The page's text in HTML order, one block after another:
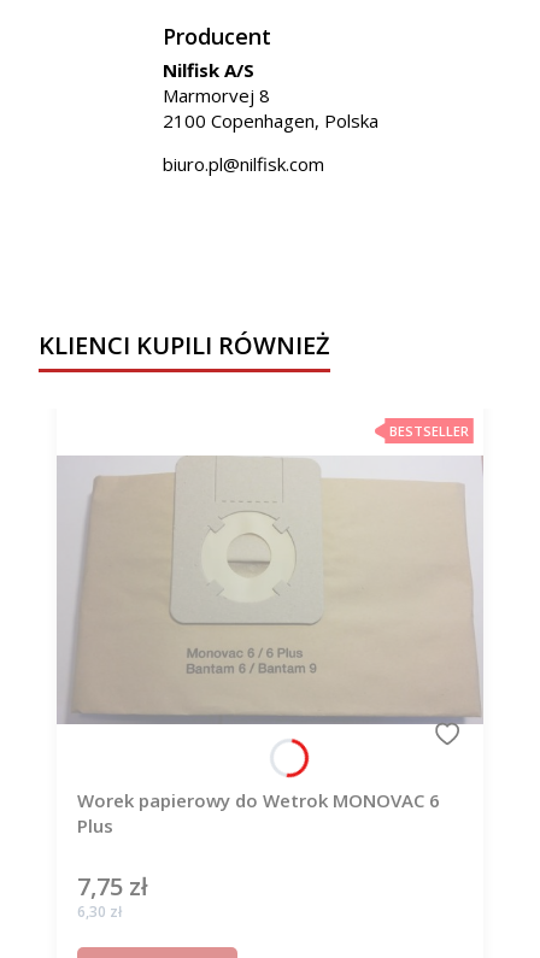
Producent
Nilfisk A/S
Marmorvej 8
2100 Copenhagen, Polska
biuro.pl@nilfisk.com
KLIENCI KUPILI RÓWNIEŻ
BESTSELLER
Worek papierowy do Wetrok MONOVAC 6
Plus
Cena
7,75 zł
Cena
6,30 zł